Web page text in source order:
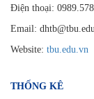
Điện thoại:
Email:
Website: tbu.edu.vn
THỐNG KÊ